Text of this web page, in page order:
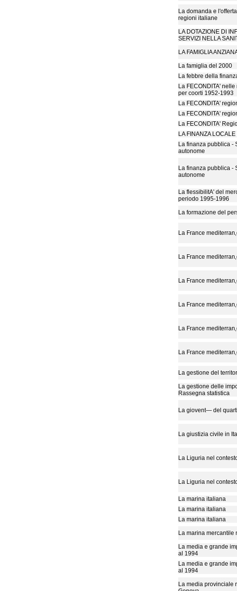
La domanda e
regioni italiane
LA DOTAZIONE DI
SERVIZI NELLA
LA FAMIGLIA
La famiglia del 2000
La febbre della
La FECONDITA'
per coorti 1952-1993
La FECONDITA'
La FECONDITA'
La FECONDITA'
LA FINANZA
La finanza pubblica -
autonome
La finanza pubblica -
autonome
La flessibilitA' del
periodo 1995-1996
La formazione del
La France
La France
La France
La France
La France
La France
La gestione del
La gestione delle
Rassegna statistica
La giovent— del
La giustizia civile in
La Liguria nel
La Liguria nel
La marina italiana
La marina italiana
La marina italiana
La marina mercantile
La media e grande
al 1994
La media e grande
al 1994
La media provinciale